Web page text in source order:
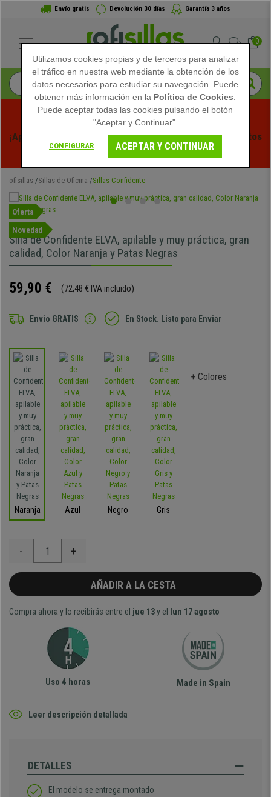
Envío gratis Devolución 30 días Garantía 3 años
0
¡Aprovecha las Rebajas de Verano en Ofisillas! Descuentos
Exclusivos por Tiempo Limitado - Ver Promo
ofisillas Sillas de Oficina Sillas Confidente
Oferta
Novedad
Silla de Confidente ELVA, apilable y muy práctica, gran
calidad, Color Naranja y Patas Negras
59,90 € (72,48 € IVA incluido)
Envio GRATIS En Stock. Listo para Enviar
Naranja Azul Negro Gris
+ Colores
- +
AÑADIR A LA CESTA
Compra ahora y lo recibirás entre el jue 13y el lun 17 agosto
Uso 4 horas Made in Spain
Leer descripción detallada
DETALLES
El modelo se entrega montado
Utilizamos cookies propias y de terceros para analizar
el tráfico en nuestra web mediante la obtención de los
datos necesarios para estudiar su navegación. Puede
obtener más información en la Política de Cookies
Puede aceptar todas las cookies pulsando el botón
"Aceptar y Continuar".
CONFIGURAR ACEPTAR Y CONTINUAR